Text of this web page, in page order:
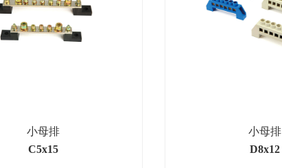
小母排
C5x15
小母排
D8x12